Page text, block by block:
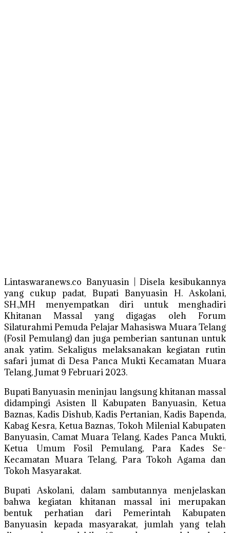
Lintaswaranews.co Banyuasin | Disela kesibukannya
yang cukup padat, Bupati Banyuasin H. Askolani,
SH.,MH menyempatkan diri untuk menghadiri
Khitanan Massal yang digagas oleh Forum
Silaturahmi Pemuda Pelajar Mahasiswa Muara Telang
(Fosil Pemulang) dan juga pemberian santunan untuk
anak yatim. Sekaligus melaksanakan kegiatan rutin
safari jumat di Desa Panca Mukti Kecamatan Muara
Telang, Jumat 9 Februari 2023.
Bupati Banyuasin meninjau langsung khitanan massal
didampingi Asisten ll Kabupaten Banyuasin, Ketua
Baznas, Kadis Dishub, Kadis Pertanian, Kadis Bapenda,
Kabag Kesra, Ketua Baznas, Tokoh Milenial Kabupaten
Banyuasin, Camat Muara Telang, Kades Panca Mukti,
Ketua Umum Fosil Pemulang, Para Kades Se-
Kecamatan Muara Telang, Para Tokoh Agama dan
Tokoh Masyarakat.
Bupati Askolani, dalam sambutannya menjelaskan
bahwa kegiatan khitanan massal ini merupakan
bentuk perhatian dari Pemerintah Kabupaten
Banyuasin kepada masyarakat, jumlah yang telah